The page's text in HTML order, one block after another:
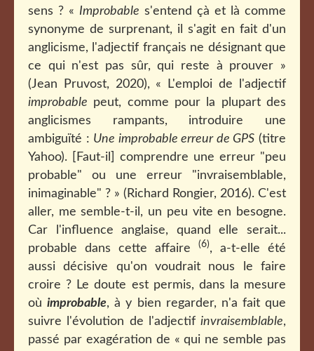
sens ? « Improbable s'entend çà et là comme
synonyme de surprenant, il s'agit en fait d'un
anglicisme, l'adjectif français ne désignant que
ce qui n'est pas sûr, qui reste à prouver »
(Jean Pruvost, 2020), « L'emploi de l'adjectif
improbable peut, comme pour la plupart des
anglicismes rampants, introduire une
ambiguïté : Une improbable erreur de GPS (titre
Yahoo). [Faut-il] comprendre une erreur "peu
probable" ou une erreur "invraisemblable,
inimaginable" ? » (Richard Rongier, 2016). C'est
aller, me semble-t-il, un peu vite en besogne.
Car l'influence anglaise, quand elle serait...
probable dans cette affaire
(6), a-t-elle été
aussi décisive qu'on voudrait nous le faire
croire ? Le doute est permis, dans la mesure
oùimprobable, à y bien regarder, n'a fait que
suivre l'évolution de l'adjectif invraisemblable,
passé par exagération de « qui ne semble pas